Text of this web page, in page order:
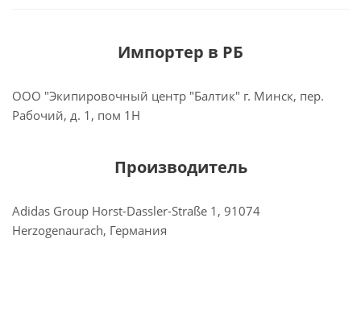
Импортер в РБ
ООО "Экипировочный центр "Балтик" г. Минск, пер.
Рабочий, д. 1, пом 1Н
Производитель
Adidas Group Horst-Dassler-Straße 1, 91074
Herzogenaurach, Германия